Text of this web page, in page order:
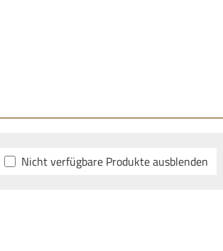
Nicht verfügbare Produkte ausblenden